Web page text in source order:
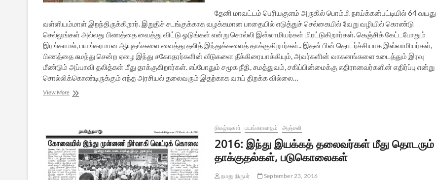
தேனி மாவட்டம் பெரியகுளம் அருகில் பொம்மி நாய்க்கன்பட்டியில் 64 வயது
வள்ளியம்மாள் இறந்திருக்கிறார். இறுதிச் சடங்குக்காக வழக்கமான பாதையில் எடுத்துச் செல்கையில் வேறு வழியில் கொண்டு
செல்லுங்கள் அல்லது பிணத்தை வைத்து விட்டு ஓடுங்கள் என்று சொல்லி இஸ்லாமியர்கள் மிரட்டுகிறார்கள். கெஞ்சிக் கேட்டபோதும்
இரங்காமல், பயங்கரமான ஆயுதங்களை வைத்து தலித் இந்துக்களைத் தாக்குகிறார்கள்.. இதன் பின் தொடர்ச்சியாக இஸ்லாமியர்கள்,
பிணத்தை சுமந்து சென்ற ஏழை இந்து சகோதரர்களின் வீடுகளை தீக்கிரையாக்கியும், அவர்களின் வாகனங்களை உடைத்தும் இரவு
மீண்டும் அப்பாவி தலித்கள் மீது தாக்குகிறார்கள். எப்போதும் சமூக நீதி, சமத்துவம், சகிப்பின்மைக்கு எதிரானவர்களின் எதிர்ப்பு என்று
சொல்லிக்கொண்டிருக்கும் எந்த அரசியல் தலைவரும் இதற்காக வாய் திறக்க வில்லை…
View Moreதலித்
பெருகும்
இஸ்லாமிய
சகிப்பின்மை
நிகழ்வுகள் பயங்கரவாதம் அஞ்சலி
2016: இந்து இயக்கத் தலைவர்கள் மீது தொடரும்
தாக்குதல்கள், படுகொலைகள்
நமது நிருபர் September 23, 2016